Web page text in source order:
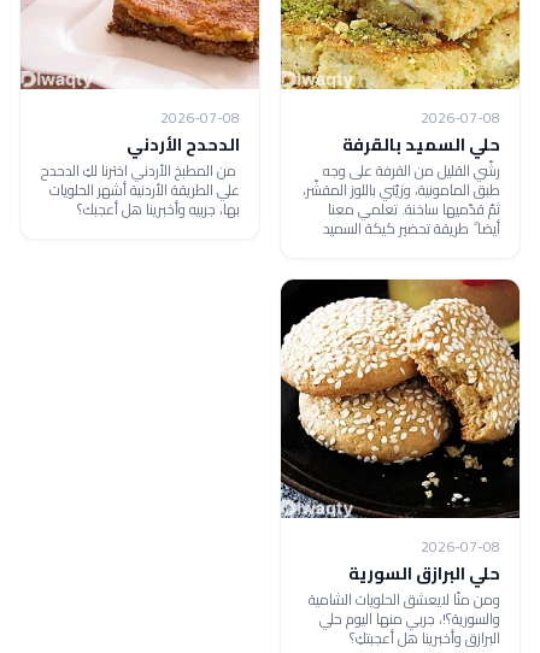
2026-07-08
حلي السميد بالقرفة
رشّي القليل من القرفة على وجه
طبق المامونية، وزيّني باللوز المقشّر،
ثمّ قدّميها ساخنة. تعلمي معنا
أيضا ً طريقة تحضير كيكة السميد
2026-07-08
الدحدح الأردني
من المطبخ الأردني اخترنا لكِ الدحدح
علي الطريقة الأردنية أشهر الحلويات
بها، جربيه وأخبرينا هل أعجبك؟
2026-07-08
حلي البرازق السورية
ومن منًا لايعشق الحلويات الشامية
والسورية؟!، جربي منها اليوم حلي
البرازق وأخبرينا هل أعجبتكِ؟